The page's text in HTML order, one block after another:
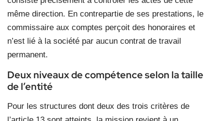
même direction. En contrepartie de ses prestations, le
commissaire aux comptes perçoit des honoraires et
n’est lié à la société par aucun contrat de travail
permanent.
Deux niveaux de compétence selon la taille
de l’entité
Pour les structures dont deux des trois critères de